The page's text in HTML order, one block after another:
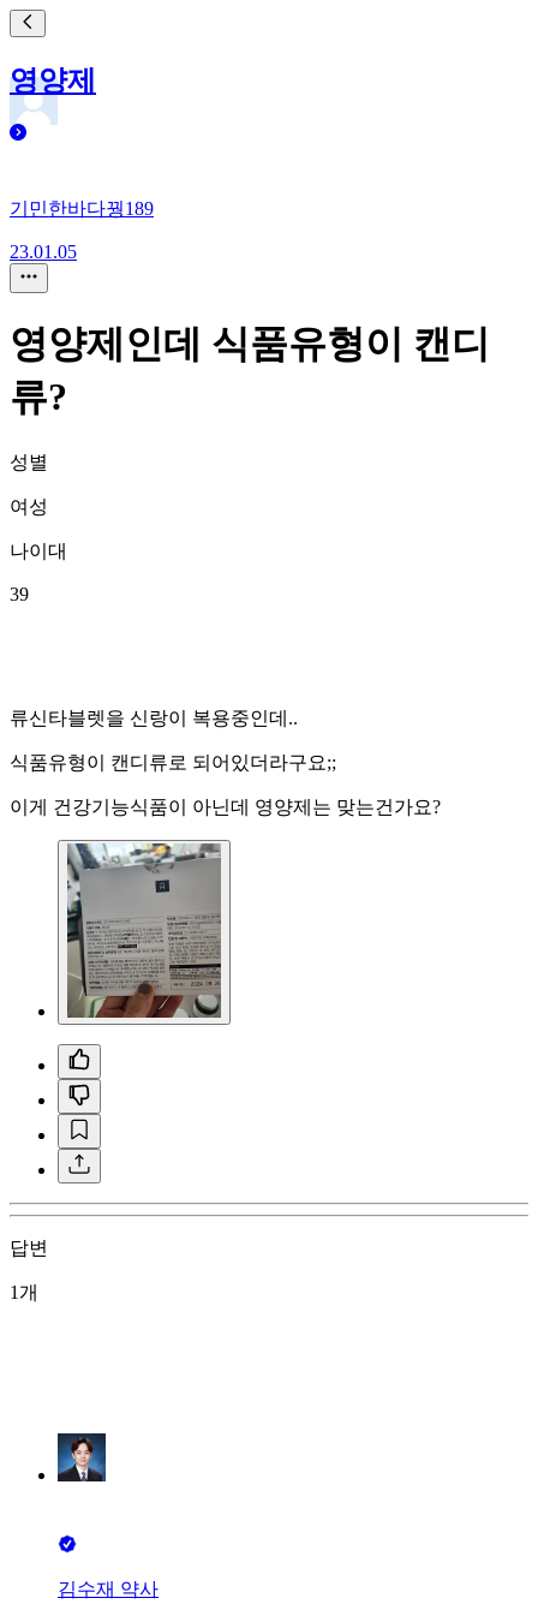
영양제
기민한바다꿩189
23.01.05
영양제인데 식품유형이 캔디
류?
성별
여성
나이대
39
류신타블렛을 신랑이 복용중인데..
식품유형이 캔디류로 되어있더라구요;;
이게 건강기능식품이 아닌데 영양제는 맞는건가요?
답변
1개
김수재 약사